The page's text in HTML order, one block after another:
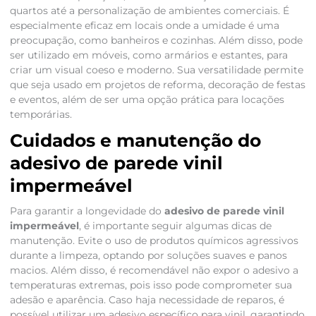
quartos até a personalização de ambientes comerciais. É
especialmente eficaz em locais onde a umidade é uma
preocupação, como banheiros e cozinhas. Além disso, pode
ser utilizado em móveis, como armários e estantes, para
criar um visual coeso e moderno. Sua versatilidade permite
que seja usado em projetos de reforma, decoração de festas
e eventos, além de ser uma opção prática para locações
temporárias.
Cuidados e manutenção do
adesivo de parede vinil
impermeável
Para garantir a longevidade do adesivo de parede vinil
impermeável, é importante seguir algumas dicas de
manutenção. Evite o uso de produtos químicos agressivos
durante a limpeza, optando por soluções suaves e panos
macios. Além disso, é recomendável não expor o adesivo a
temperaturas extremas, pois isso pode comprometer sua
adesão e aparência. Caso haja necessidade de reparos, é